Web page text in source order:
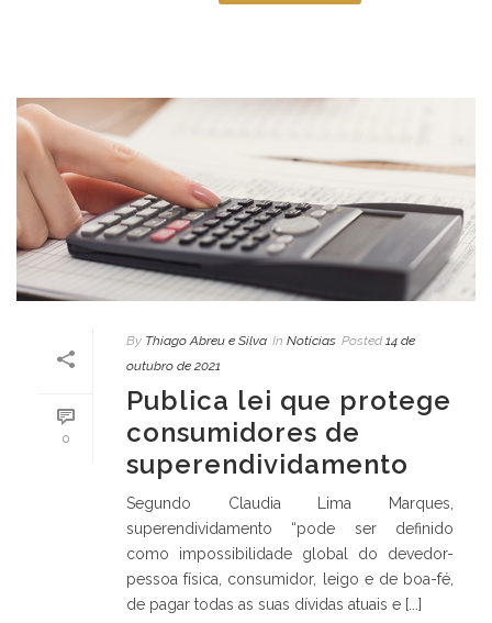
0
By Thiago Abreu e Silva In Notícias Posted 14 de
outubro de 2021
Publica lei que protege
consumidores de
superendividamento
Segundo Claudia Lima Marques,
superendividamento “pode ser definido
como impossibilidade global do devedor-
pessoa física, consumidor, leigo e de boa-fé,
de pagar todas as suas dívidas atuais e [...]